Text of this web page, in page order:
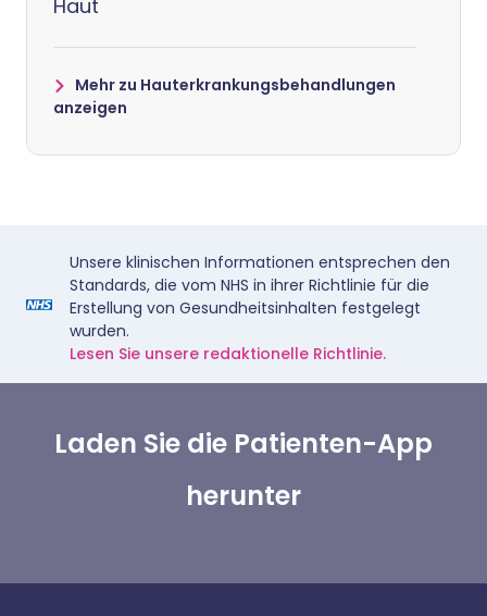
Haut
Mehr zu Hauterkrankungsbehandlungen
anzeigen
Unsere klinischen Informationen entsprechen den
Standards, die vom NHS in ihrer Richtlinie für die
Erstellung von Gesundheitsinhalten festgelegt
wurden.
Lesen Sie unsere redaktionelle Richtlinie.
Laden Sie die Patienten-App
herunter